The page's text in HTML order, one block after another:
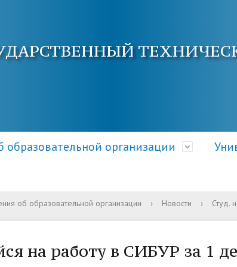
образовательной организации
управления
Документы
Образовательные стандарты
почты Кафедры АнГТУ
квалификации Наука и инновации
Документы и справки
приема Общежитие
об образовательной организации › Новости › Студ.
на работу в СИБУР за 1